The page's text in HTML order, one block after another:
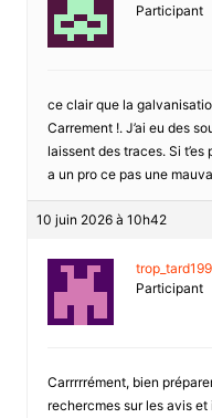
Participant
ce clair que la
Carrement !. J’ai eu des
laissent des traces. Si
a un pro ce pas une
10 juin 2026 à 10h42
Participant
Carrrrrément, bien
rechercmes sur les avis